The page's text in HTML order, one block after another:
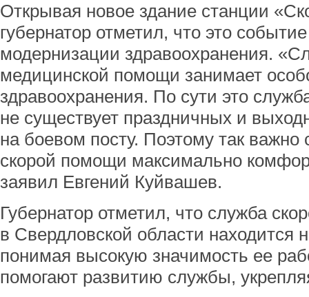
Открывая новое здание станции
губернатор отметил, что это
модернизации здравоохранения.
медицинской помощи занимает
здравоохранения. По сути это
не существует праздничных и
на боевом посту. Поэтому так важно
скорой помощи максимально
заявил Евгений Куйвашев.
Губернатор отметил, что служба
в Свердловской области находится
понимая высокую значимость ее
помогают развитию службы,